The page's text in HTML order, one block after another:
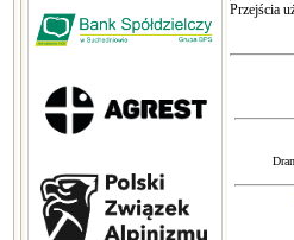
Przejścia